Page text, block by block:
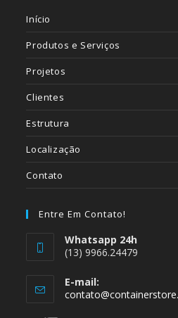
Início
Produtos e Serviços
Projetos
Clientes
Estrutura
Localização
Contato
Entre Em Contato!
Whatsapp 24h
(13) 9966.24479
E-mail: